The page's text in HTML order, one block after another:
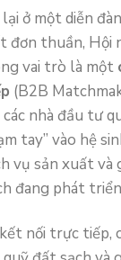
ở một diễn
đơn thuần, Hội
vai trò là một
(B2B
nhà đầu tư
tay” vào hệ
vụ sản xuất và
đang phát
nối trực tiếp,